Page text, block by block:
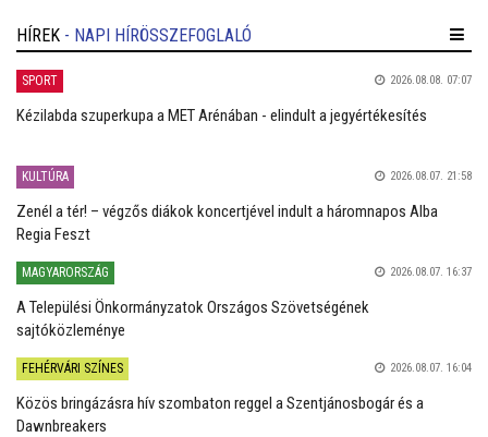
HÍREK - NAPI HÍRÖSSZEFOGLALÓ
SPORT 2026.08.08. 07:07
Kézilabda szuperkupa a MET Arénában - elindult a jegyértékesítés
KULTÚRA 2026.08.07. 21:58
Zenél a tér! – végzős diákok koncertjével indult a háromnapos Alba
Regia Feszt
MAGYARORSZÁG 2026.08.07. 16:37
A Települési Önkormányzatok Országos Szövetségének
sajtóközleménye
FEHÉRVÁRI SZÍNES 2026.08.07. 16:04
Közös bringázásra hív szombaton reggel a Szentjánosbogár és a
Dawnbreakers